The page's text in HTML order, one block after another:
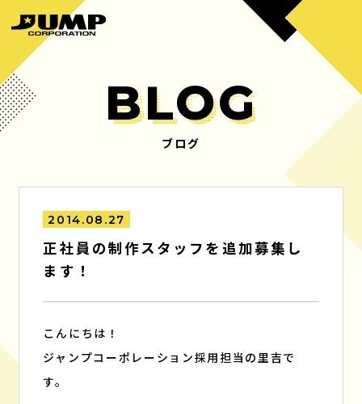
PRODUCTS
制作実績 会社概要
MANAGEMENT RECRUIT
BLOG
BLOG
ブログ
2014.08.27
正社員の制作スタッフを追加募集し
ます！
こんにちは！
ジャンプコーポレーション採用担当の里吉で
す。